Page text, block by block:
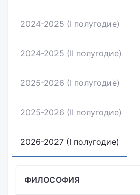
2024-2025 (I полугодие)
2024-2025 (II полугодие)
2025-2026 (I полугодие)
2025-2026 (II полугодие)
2026-2027 (I полугодие)
ФИЛОСОФИЯ